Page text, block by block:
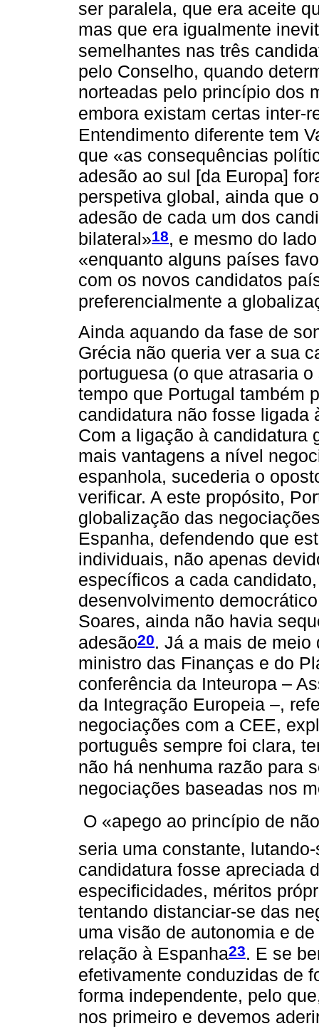
ser paralela, que era aceite
mas que era igualmente
semelhantes nas três
pelo Conselho, quando
norteadas pelo princípio dos
embora existam certas inter-
Entendimento diferente tem
que «as consequências
adesão ao sul [da Europa]
perspetiva global, ainda que
adesão de cada um dos
bilateral»18, e mesmo do
«enquanto alguns países
com os novos candidatos
preferencialmente a
Ainda aquando da fase de
Grécia não queria ver a sua
portuguesa (o que atrasaria
tempo que Portugal também
candidatura não fosse ligada
Com a ligação à candidatura
mais vantagens a nível
espanhola, sucederia o
verificar. A este propósito,
globalização das
Espanha, defendendo que
individuais, não apenas
específicos a cada
desenvolvimento
Soares, ainda não havia
adesão20. Já a mais de
ministro das Finanças e do
conferência da Inteuropa –
da Integração Europeia –,
negociações com a CEE,
português sempre foi clara,
não há nenhuma razão para
negociações baseadas nos
O «apego ao princípio de
seria uma constante,
candidatura fosse apreciada
especificidades, méritos
tentando distanciar-se das
uma visão de autonomia e
relação à Espanha23. E se
efetivamente conduzidas de
forma independente, pelo
nos primeiro e devemos